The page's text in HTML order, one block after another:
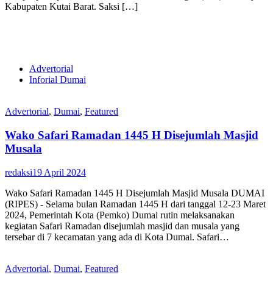
Kabupaten Kutai Barat. Saksi […]
Advertorial
Inforial Dumai
Advertorial, Dumai, Featured
Wako Safari Ramadan 1445 H Disejumlah Masjid
Musala
redaksi19 April 2024
Wako Safari Ramadan 1445 H Disejumlah Masjid Musala DUMAI
(RIPES) - Selama bulan Ramadan 1445 H dari tanggal 12-23 Maret
2024, Pemerintah Kota (Pemko) Dumai rutin melaksanakan
kegiatan Safari Ramadan disejumlah masjid dan musala yang
tersebar di 7 kecamatan yang ada di Kota Dumai. Safari…
Advertorial, Dumai, Featured